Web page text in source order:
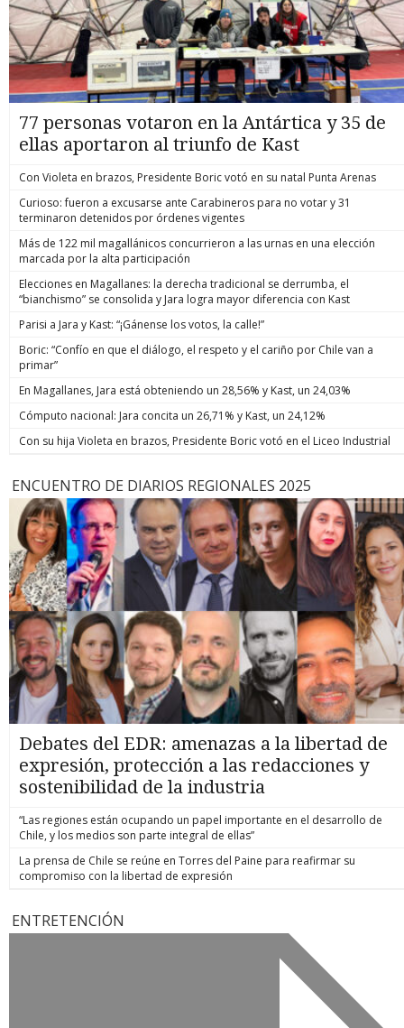
77 personas votaron en la Antártica y 35 de
ellas aportaron al triunfo de Kast
Con Violeta en brazos, Presidente Boric votó en su natal Punta Arenas
Curioso: fueron a excusarse ante Carabineros para no votar y 31
terminaron detenidos por órdenes vigentes
Más de 122 mil magallánicos concurrieron a las urnas en una elección
marcada por la alta participación
Elecciones en Magallanes: la derecha tradicional se derrumba, el
“bianchismo” se consolida y Jara logra mayor diferencia con Kast
Parisi a Jara y Kast: “¡Gánense los votos, la calle!”
Boric: “Confío en que el diálogo, el respeto y el cariño por Chile van a
primar”
En Magallanes, Jara está obteniendo un 28,56% y Kast, un 24,03%
Cómputo nacional: Jara concita un 26,71% y Kast, un 24,12%
Con su hija Violeta en brazos, Presidente Boric votó en el Liceo Industrial
ENCUENTRO DE DIARIOS REGIONALES 2025
Debates del EDR: amenazas a la libertad de
expresión, protección a las redacciones y
sostenibilidad de la industria
“Las regiones están ocupando un papel importante en el desarrollo de
Chile, y los medios son parte integral de ellas”
La prensa de Chile se reúne en Torres del Paine para reafirmar su
compromiso con la libertad de expresión
ENTRETENCIÓN